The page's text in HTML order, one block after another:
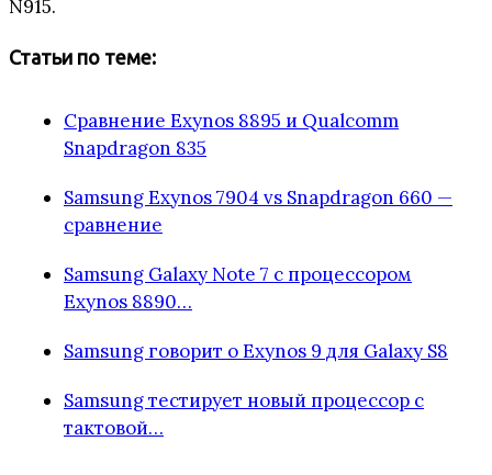
N915.
Статьи по теме:
Сравнение Exynos 8895 и Qualcomm
Snapdragon 835
Samsung Exynos 7904 vs Snapdragon 660 —
сравнение
Samsung Galaxy Note 7 с процессором
Exynos 8890…
Samsung говорит о Exynos 9 для Galaxy S8
Samsung тестирует новый процессор с
тактовой…